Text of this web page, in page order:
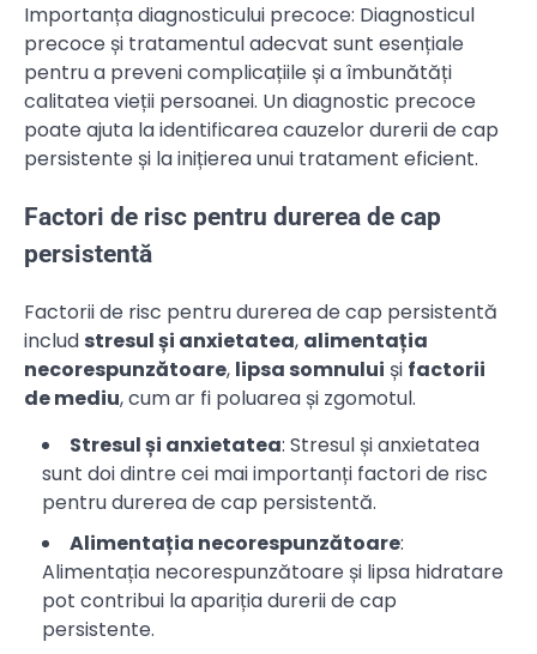
Importanța diagnosticului precoce: Diagnosticul
precoce și tratamentul adecvat sunt esențiale
pentru a preveni complicațiile și a îmbunătăți
calitatea vieții persoanei. Un diagnostic precoce
poate ajuta la identificarea cauzelor durerii de cap
persistente și la inițierea unui tratament eficient.
Factori de risc pentru durerea de cap
persistentă
Factorii de risc pentru durerea de cap persistentă
includ stresul și anxietatea, alimentația
necorespunzătoare, lipsa somnului și factorii
de mediu, cum ar fi poluarea și zgomotul.
Stresul și anxietatea: Stresul și anxietatea
sunt doi dintre cei mai importanți factori de risc
pentru durerea de cap persistentă.
Alimentația necorespunzătoare:
Alimentația necorespunzătoare și lipsa hidratare
pot contribui la apariția durerii de cap
persistente.